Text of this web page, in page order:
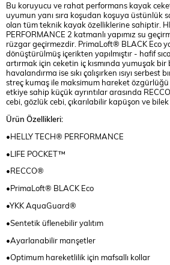
Bu koruyucu ve rahat performans kayak
uyumun yanı sıra koşudan koşuya üstünlük
olan tüm teknik kayak özelliklerine sahiptir.
PERFORMANCE 2 katmanlı yapımız su
rüzgar geçirmezdir. PrimaLoft® BLACK Eco
dönüştürülmüş içerikten yapılmıştır - hafif
artırmak için ceketin iç kısmında yumuşak bir
havalandırma ise sıkı çalışırken ısıyı serbest
streç kumaş ile maksimum hareket
etkiye sahip küçük ayrıntılar arasında
cebi, gözlük cebi, çıkarılabilir kapüşon ve
Ürün Özellikleri:
•HELLY TECH® PERFORMANCE
•LIFE POCKET™
•RECCO®
•PrimaLoft® BLACK Eco
•YKK AquaGuard®
•Sentetik üflenebilir yalıtım
•Ayarlanabilir manşetler
•Optimum hareketlilik için mafsallı kollar